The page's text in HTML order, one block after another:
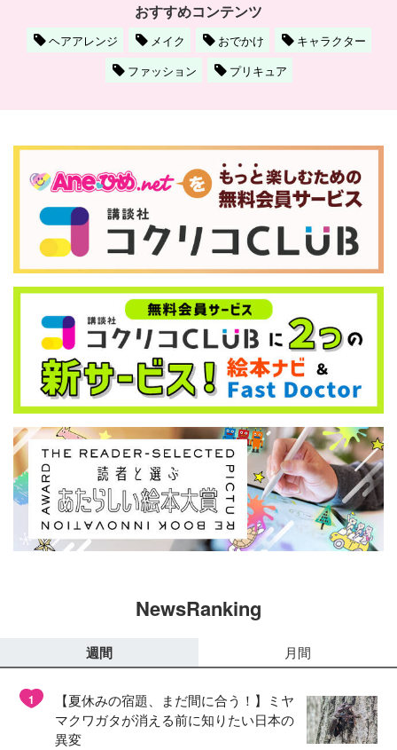
おすすめコンテンツ
ヘアアレンジ メイク おでかけ
キャラクター
ファッション
プリキュア
NewsRanking
週間 月間
1
【夏休みの宿題、まだ間に合う！】ミヤ
マクワガタが消える前に知りたい日本の
異変